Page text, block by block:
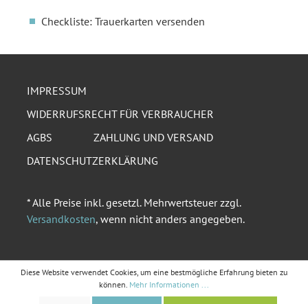
Checkliste: Trauerkarten versenden
IMPRESSUM
WIDERRUFSRECHT FÜR VERBRAUCHER
AGBS
ZAHLUNG UND VERSAND
DATENSCHUTZERKLÄRUNG
* Alle Preise inkl. gesetzl. Mehrwertsteuer zzgl.
Versandkosten, wenn nicht anders angegeben.
Diese Website verwendet Cookies, um eine bestmögliche Erfahrung bieten zu
können. Mehr Informationen ...